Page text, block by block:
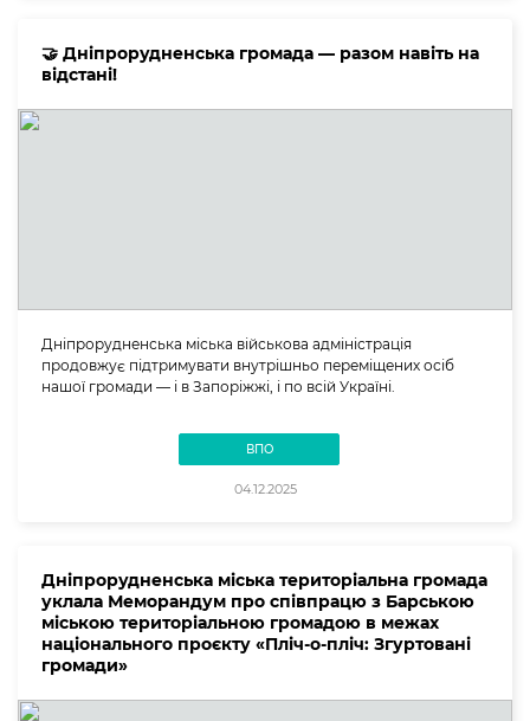
🤝 Дніпрорудненська громада — разом навіть на
відстані!
Дніпрорудненська міська військова адміністрація
продовжує підтримувати внутрішньо переміщених осіб
нашої громади — і в Запоріжжі, і по всій Україні.
ВПО
04.12.2025
Дніпрорудненська міська територіальна громада
уклала Меморандум про співпрацю з Барською
міською територіальною громадою в межах
національного проєкту «Пліч-о-пліч: Згуртовані
громади»